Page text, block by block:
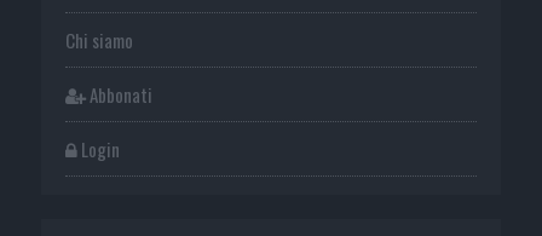
Chi siamo
Abbonati
Login